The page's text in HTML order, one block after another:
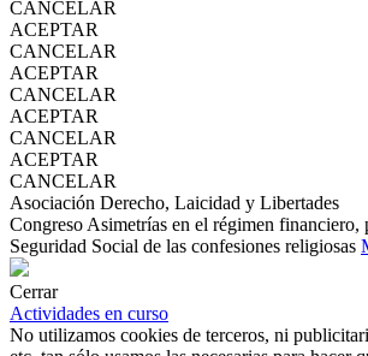
CANCELAR
ACEPTAR
CANCELAR
ACEPTAR
CANCELAR
ACEPTAR
CANCELAR
ACEPTAR
CANCELAR
Asociación Derecho, Laicidad y Libertades
Congreso Asimetrías en el régimen financiero,
Seguridad Social de las confesiones religiosas
Cerrar
Actividades en curso
No utilizamos cookies de terceros, ni